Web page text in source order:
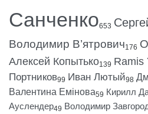
Санченко653
Володимир В’ятрович176
Алексей Копытько139 Ramis
Портников99 Иван Лютый98
Валентина Емінова59 Кирилл
Ауслендер49 Володимир